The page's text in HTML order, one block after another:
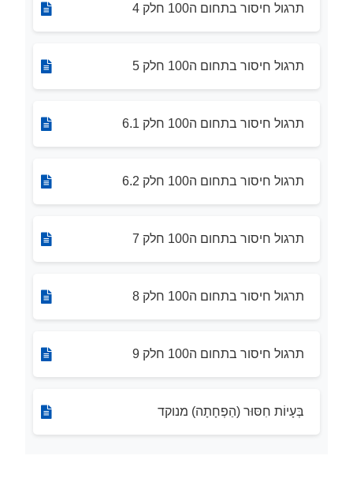
תרגול חיסור בתחום ה100 חלק 4
תרגול חיסור בתחום ה100 חלק 5
תרגול חיסור בתחום ה100 חלק 6.1
תרגול חיסור בתחום ה100 חלק 6.2
תרגול חיסור בתחום ה100 חלק 7
תרגול חיסור בתחום ה100 חלק 8
תרגול חיסור בתחום ה100 חלק 9
בְּעָיוֹת חִסּוּר (הַפְחָתָה) מנוקד